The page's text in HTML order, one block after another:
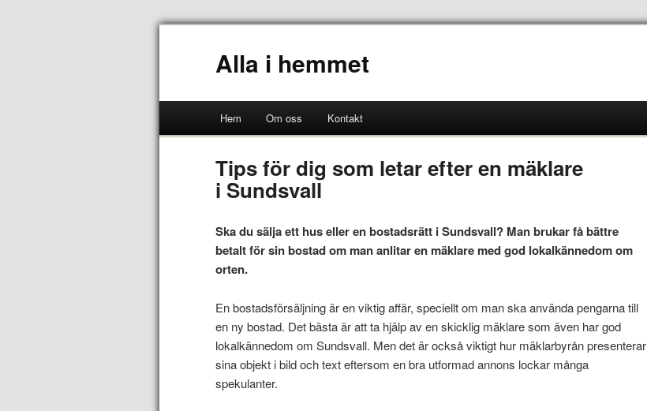
Alla i hemmet
Hem Om oss Kontakt
Tips för dig som letar efter en mäklare
i Sundsvall
Ska du sälja ett hus eller en bostadsrätt i Sundsvall? Man brukar få bättre
betalt för sin bostad om man anlitar en mäklare med god lokalkännedom om
orten.
En bostadsförsäljning är en viktig affär, speciellt om man ska använda pengarna till
en ny bostad. Det bästa är att ta hjälp av en skicklig mäklare som även har god
lokalkännedom om Sundsvall. Men det är också viktigt hur mäklarbyrån presenterar
sina objekt i bild och text eftersom en bra utformad annons lockar många
spekulanter.